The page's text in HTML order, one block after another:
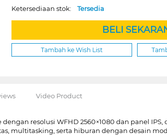
Ketersediaan stok:Tersedia
BELI
Tambah ke Wish List
Video Product
dengan resolusi WFHD 2560×1080 dan panel
multitasking, serta hiburan dengan desain